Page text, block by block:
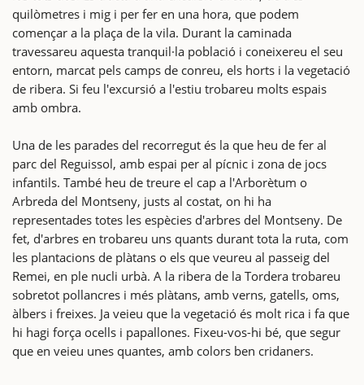
quilòmetres i mig i per fer en una hora, que podem
començar a la plaça de la vila. Durant la caminada
travessareu aquesta tranquil·la població i coneixereu el seu
entorn, marcat pels camps de conreu, els horts i la vegetació
de ribera. Si feu l'excursió a l'estiu trobareu molts espais
amb ombra.
Una de les parades del recorregut és la que heu de fer al
parc del Reguissol, amb espai per al pícnic i zona de jocs
infantils. També heu de treure el cap a l'Arborètum o
Arbreda del Montseny, justs al costat, on hi ha
representades totes les espècies d'arbres del Montseny. De
fet, d'arbres en trobareu uns quants durant tota la ruta, com
les plantacions de plàtans o els que veureu al passeig del
Remei, en ple nucli urbà. A la ribera de la Tordera trobareu
sobretot pollancres i més plàtans, amb verns, gatells, oms,
àlbers i freixes. Ja veieu que la vegetació és molt rica i fa que
hi hagi força ocells i papallones. Fixeu-vos-hi bé, que segur
que en veieu unes quantes, amb colors ben cridaners.